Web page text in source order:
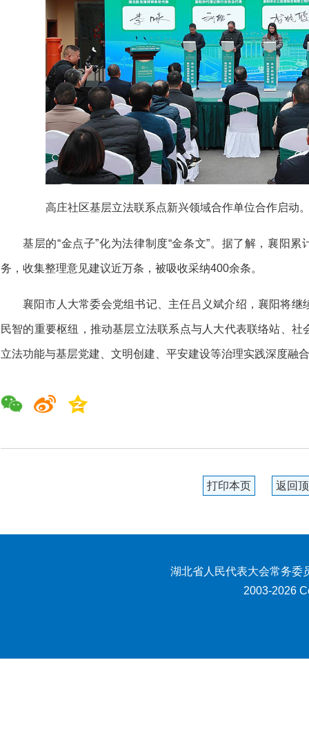
高庄社区基层立法联系点新兴领域合作单位合作启动
基层的“金点子”化为法律制度“金条文”。据了解，襄阳
务，收集整理意见建议近万条，被吸收采纳400余条。
襄阳市人大常委会党组书记、主任吕义斌介绍，襄阳将
民智的重要枢纽，推动基层立法联系点与人大代表联络站、
立法功能与基层党建、文明创建、平安建设等治理实践深度融
打印本页 返回
湖北省人民代表大会常务委
2003-2026